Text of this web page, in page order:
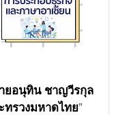
ยอนุทิน ชาญวีรกุล
ทรวงมหาดไทย”